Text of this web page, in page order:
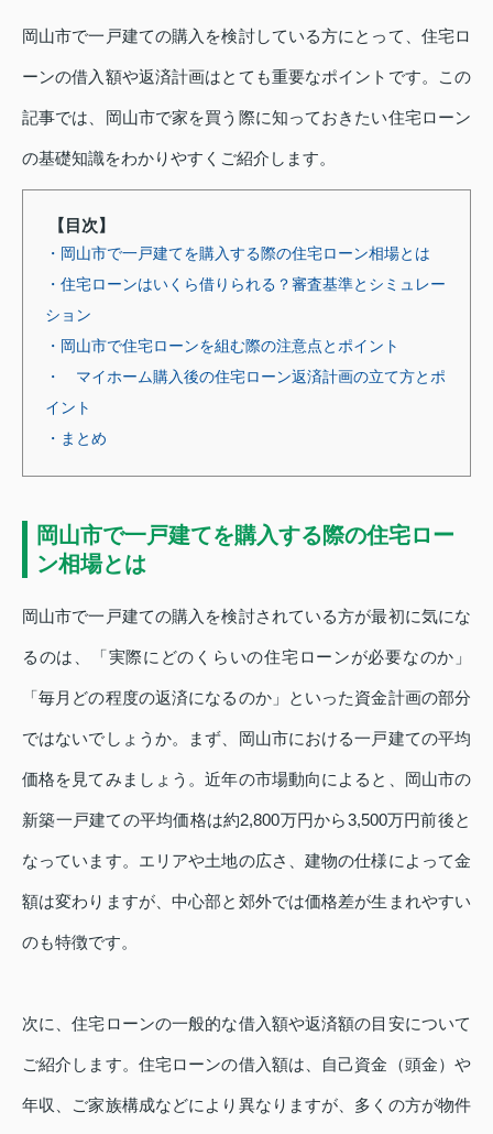
岡山市で一戸建ての購入を検討している方にとって、住宅ロ
ーンの借入額や返済計画はとても重要なポイントです。この
記事では、岡山市で家を買う際に知っておきたい住宅ローン
の基礎知識をわかりやすくご紹介します。
【目次】
・岡山市で一戸建てを購入する際の住宅ローン相場とは
・住宅ローンはいくら借りられる？審査基準とシミュレー
ション
・岡山市で住宅ローンを組む際の注意点とポイント
・ マイホーム購入後の住宅ローン返済計画の立て方とポ
イント
・まとめ
岡山市で一戸建てを購入する際の住宅ロー
ン相場とは
岡山市で一戸建ての購入を検討されている方が最初に気にな
るのは、「実際にどのくらいの住宅ローンが必要なのか」
「毎月どの程度の返済になるのか」といった資金計画の部分
ではないでしょうか。まず、岡山市における一戸建ての平均
価格を見てみましょう。近年の市場動向によると、岡山市の
新築一戸建ての平均価格は約2,800万円から3,500万円前後と
なっています。エリアや土地の広さ、建物の仕様によって金
額は変わりますが、中心部と郊外では価格差が生まれやすい
のも特徴です。
次に、住宅ローンの一般的な借入額や返済額の目安について
ご紹介します。住宅ローンの借入額は、自己資金（頭金）や
年収、ご家族構成などにより異なりますが、多くの方が物件